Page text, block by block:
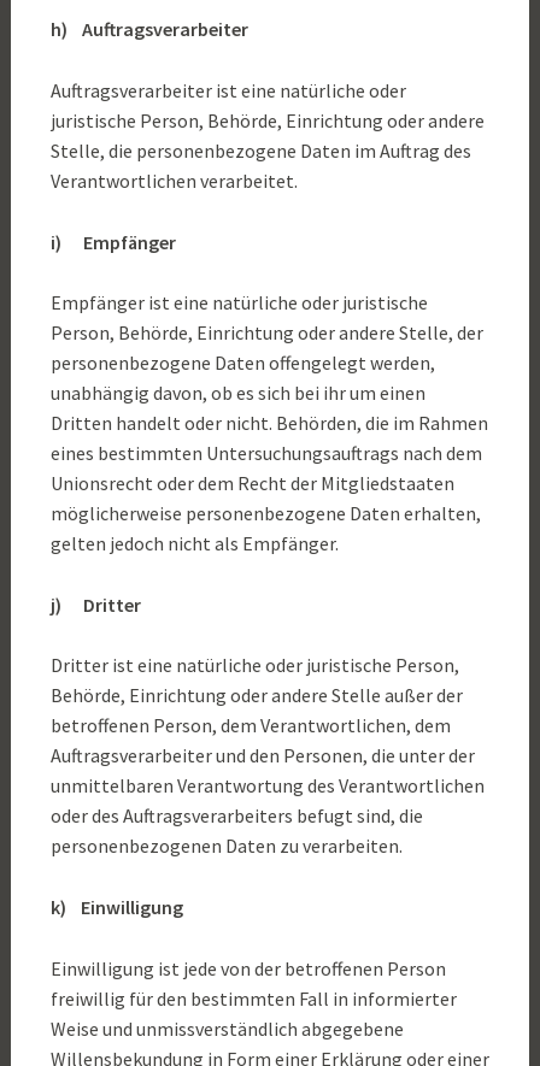
h) Auftragsverarbeiter
Auftragsverarbeiter ist eine natürliche oder
juristische Person, Behörde, Einrichtung oder andere
Stelle, die personenbezogene Daten im Auftrag des
Verantwortlichen verarbeitet.
i) Empfänger
Empfänger ist eine natürliche oder juristische
Person, Behörde, Einrichtung oder andere Stelle, der
personenbezogene Daten offengelegt werden,
unabhängig davon, ob es sich bei ihr um einen
Dritten handelt oder nicht. Behörden, die im Rahmen
eines bestimmten Untersuchungsauftrags nach dem
Unionsrecht oder dem Recht der Mitgliedstaaten
möglicherweise personenbezogene Daten erhalten,
gelten jedoch nicht als Empfänger.
j) Dritter
Dritter ist eine natürliche oder juristische Person,
Behörde, Einrichtung oder andere Stelle außer der
betroffenen Person, dem Verantwortlichen, dem
Auftragsverarbeiter und den Personen, die unter der
unmittelbaren Verantwortung des Verantwortlichen
oder des Auftragsverarbeiters befugt sind, die
personenbezogenen Daten zu verarbeiten.
k) Einwilligung
Einwilligung ist jede von der betroffenen Person
freiwillig für den bestimmten Fall in informierter
Weise und unmissverständlich abgegebene
Willensbekundung in Form einer Erklärung oder einer